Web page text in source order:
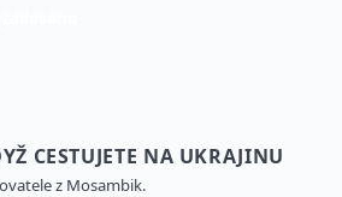
CESTUJETE NA UKRAJINU
z Mosambik.